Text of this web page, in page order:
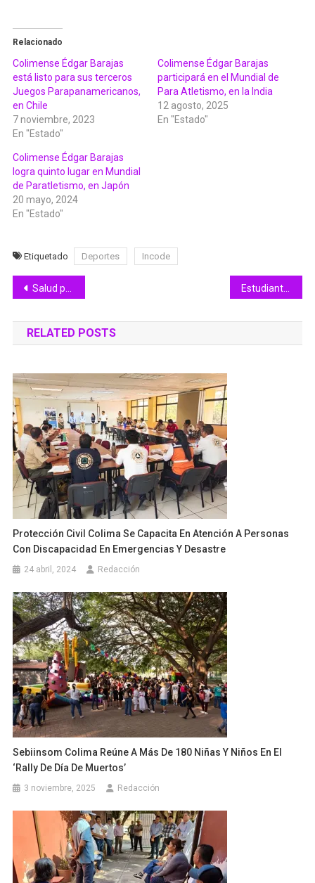
Relacionado
Colimense Édgar Barajas
está listo para sus terceros
Juegos Parapanamericanos,
en Chile
7 noviembre, 2023
En "Estado"
Colimense Édgar Barajas
participará en el Mundial de
Para Atletismo, en la India
12 agosto, 2025
En "Estado"
Colimense Édgar Barajas
logra quinto lugar en Mundial
de Paratletismo, en Japón
20 mayo, 2024
En "Estado"
Etiquetado Deportes Incode
Navegación
de
entradas
Salud previene que obesidad causa mayor riesgo de cáncer de mama Estudiantes de secundaria en Ixtlahuacán recibieron sus computadoras gratuitas
RELATED POSTS
Protección Civil Colima Se Capacita En Atención A Personas
Con Discapacidad En Emergencias Y Desastre
24 abril, 2024 Redacción
Sebiinsom Colima Reúne A Más De 180 Niñas Y Niños En El
‘Rally De Día De Muertos’
3 noviembre, 2025 Redacción